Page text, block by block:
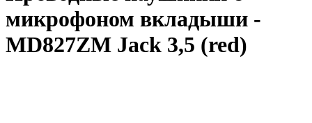
микрофоном вкладыши -
MD827ZM Jack 3,5 (red)